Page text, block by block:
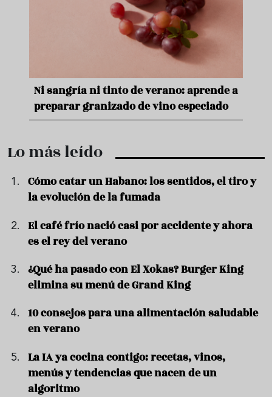
ni tinto de verano: aprende a
granizado de vino especiado
Aceitunas: el
verano
Lo más leído
Cómo catar un Habano: los sentidos, el tiro y
la evolución de la fumada
El café frío nació casi por accidente y ahora
es el rey del verano
¿Qué ha pasado con El Xokas? Burger King
elimina su menú de Grand King
10 consejos para una alimentación saludable
en verano
La IA ya cocina contigo: recetas, vinos,
menús y tendencias que nacen de un
algoritmo